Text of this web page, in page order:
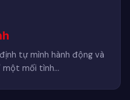
tự mình hành động và
một mối tình…